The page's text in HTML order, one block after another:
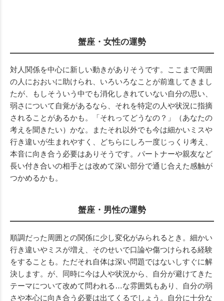
蟹座・女性の運勢
対人関係を中心に新しい動きがありそうです。ここまで周囲
の人におおいに助けられ、いろいろなことが前進してきまし
たが、もしそういう中でも消化しきれていない自分の思い、
弱さについて自覚があるなら、それを特定の人や状況に指摘
されることがあるかも。「それってどうなの？」（あなたの
考えを聞きたい）かな。またそれ以外でも今は細かいミスや
行き違いが生まれやすく、どちらにしろ一度じっくり考え、
本音に向き合う必要はありそうです。パートナーや親友など
長い付き合いの相手とは改めて深い部分で通じ合えた感触が
つかめるかも。
蟹座・男性の運勢
順調だった周囲との関係に少し変化がみられるとき。細かい
行き違いやミスが増え、そのせいで口論や傷つけられる経験
をすることも。ただそれ自体は深い問題ではないしすぐに解
決します。が、同時に今は人や状況から、自分が避けてきた
テーマについて改めて問われる…な雰囲気もあり、自分の弱
さや本心に向き合う必要は出てくるでしょう。自分に十分な